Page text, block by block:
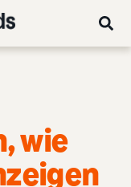
wie